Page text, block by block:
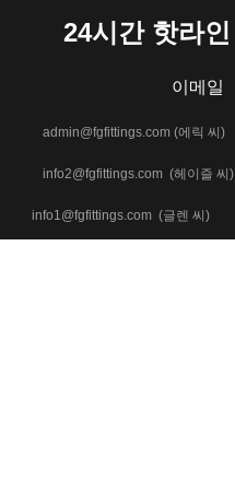
이메일
admin@fgfittings.com (에릭 씨)
info1@fgfittings.com (글렌 씨)
info2@fgfittings.com (헤이즐 씨)
24시간 핫라인